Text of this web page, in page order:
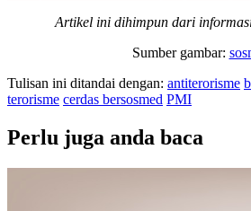
Artikel ini dihimpun dari
Sumber gambar:
Tulisan ini ditandai dengan: antiterorisme
terorisme cerdas bersosmed PMI
Perlu juga anda baca